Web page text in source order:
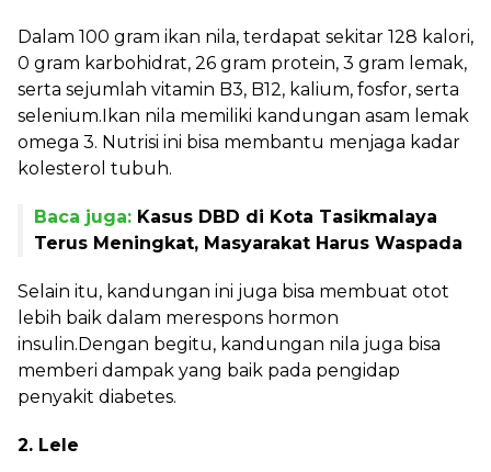
Dalam 100 gram ikan nila, terdapat sekitar 128 kalori,
0 gram karbohidrat, 26 gram protein, 3 gram lemak,
serta sejumlah vitamin B3, B12, kalium, fosfor, serta
selenium.Ikan nila memiliki kandungan asam lemak
omega 3. Nutrisi ini bisa membantu menjaga kadar
kolesterol tubuh.
Baca juga: Kasus DBD di Kota Tasikmalaya
Terus Meningkat, Masyarakat Harus Waspada
Selain itu, kandungan ini juga bisa membuat otot
lebih baik dalam merespons hormon
insulin.Dengan begitu, kandungan nila juga bisa
memberi dampak yang baik pada pengidap
penyakit diabetes.
2. Lele